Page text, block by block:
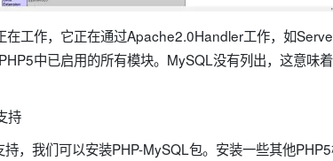
在工作，它正在通过Apache2.0Handler工作，如
中已启用的所有模块。MySQL没有列出，这意味
持
，我们可以安装PHP-MySQL包。安装一些其他